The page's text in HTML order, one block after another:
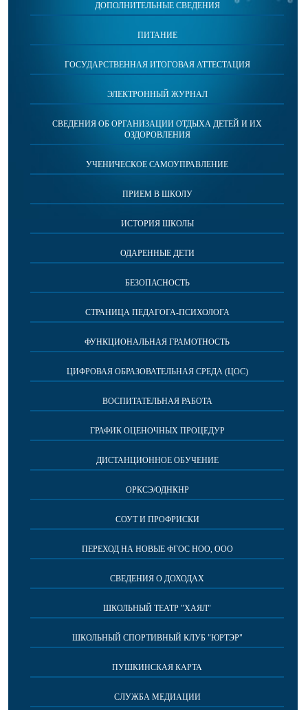
ДОПОЛНИТЕЛЬНЫЕ СВЕДЕНИЯ
ПИТАНИЕ
ГОСУДАРСТВЕННАЯ ИТОГОВАЯ АТТЕСТАЦИЯ
ЭЛЕКТРОННЫЙ ЖУРНАЛ
СВЕДЕНИЯ ОБ ОРГАНИЗАЦИИ ОТДЫХА ДЕТЕЙ И ИХ
ОЗДОРОВЛЕНИЯ
УЧЕНИЧЕСКОЕ САМОУПРАВЛЕНИЕ
ПРИЕМ В ШКОЛУ
ИСТОРИЯ ШКОЛЫ
ОДАРЕННЫЕ ДЕТИ
БЕЗОПАСНОСТЬ
СТРАНИЦА ПЕДАГОГА-ПСИХОЛОГА
ФУНКЦИОНАЛЬНАЯ ГРАМОТНОСТЬ
ЦИФРОВАЯ ОБРАЗОВАТЕЛЬНАЯ СРЕДА (ЦОС)
ВОСПИТАТЕЛЬНАЯ РАБОТА
ГРАФИК ОЦЕНОЧНЫХ ПРОЦЕДУР
ДИСТАНЦИОННОЕ ОБУЧЕНИЕ
ОРКСЭ/ОДНКНР
СОУТ И ПРОФРИСКИ
ПЕРЕХОД НА НОВЫЕ ФГОС НОО, ООО
СВЕДЕНИЯ О ДОХОДАХ
ШКОЛЬНЫЙ ТЕАТР "ХАЯЛ"
ШКОЛЬНЫЙ СПОРТИВНЫЙ КЛУБ "ЮРТЭР"
ПУШКИНСКАЯ КАРТА
СЛУЖБА МЕДИАЦИИ